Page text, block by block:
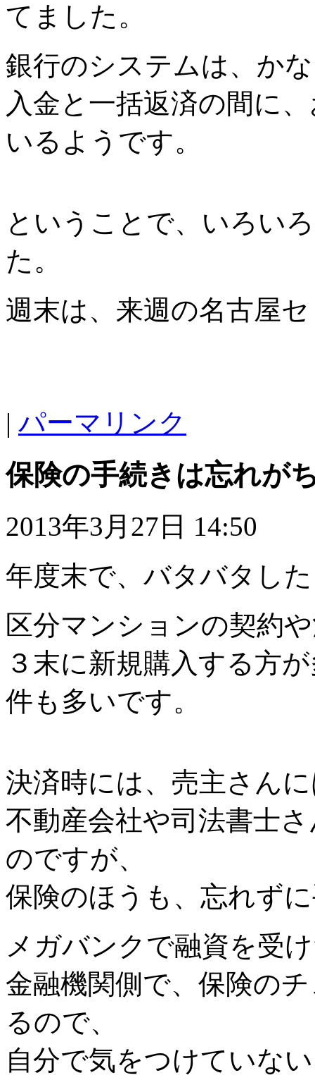
てました。
銀行のシステムは、か
入金と一括返済の間に
いるようです。
ということで、いろい
た。
週末は、来週の名古屋
| パーマリンク
保険の手続きは忘れが
2013年3月27日 14:50
年度末で、バタバタし
区分マンションの契約
３末に新規購入する方
件も多いです。
決済時には、売主さん
不動産会社や司法書士
のですが、
保険のほうも、忘れず
メガバンクで融資を受
金融機関側で、保険の
るので、
自分で気をつけていな